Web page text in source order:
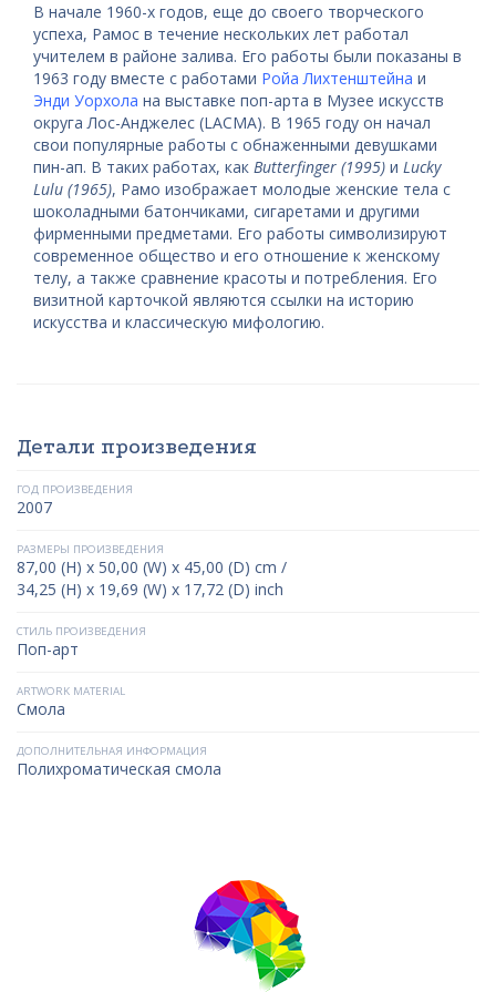
В начале 1960-х годов, еще до своего творческого
успеха, Рамос в течение нескольких лет работал
учителем в районе залива. Его работы были показаны в
1963 году вместе с работами Ройа Лихтенштейна и
Энди Уорхола на выставке поп-арта в Музее искусств
округа Лос-Анджелес (LACMA). В 1965 году он начал
свои популярные работы с обнаженными девушками
пин-ап. В таких работах, как Butterfinger (1995) и Lucky
Lulu (1965), Рамо изображает молодые женские тела с
шоколадными батончиками, сигаретами и другими
фирменными предметами. Его работы символизируют
современное общество и его отношение к женскому
телу, а также сравнение красоты и потребления. Его
визитной карточкой являются ссылки на историю
искусства и классическую мифологию.
Детали произведения
ГОД ПРОИЗВЕДЕНИЯ
2007
РАЗМЕРЫ ПРОИЗВЕДЕНИЯ
87,00 (H) x 50,00 (W) x 45,00 (D) cm /
34,25 (H) x 19,69 (W) x 17,72 (D) inch
СТИЛЬ ПРОИЗВЕДЕНИЯ
Поп-арт
ARTWORK MATERIAL
Смола
ДОПОЛНИТЕЛЬНАЯ ИНФОРМАЦИЯ
Полихроматическая смола